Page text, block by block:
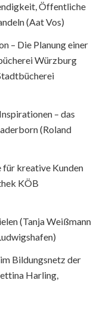
Öffentliche
(Aat Vos)
– Die Planung einer
Würzburg
– das
(Roland
kreative Kunden
KÖB
(Tanja Weißmann
Bildungsnetz der
Harling,